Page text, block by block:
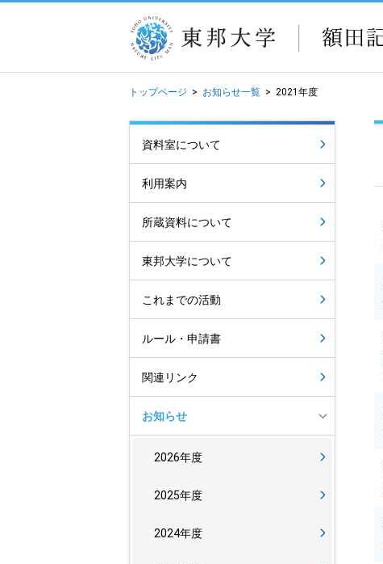
トップページ > お知らせ一覧 > 2021年度
資料室について
利用案内
所蔵資料について
東邦大学について
これまでの活動
ルール・申請書
関連リンク
お知らせ
2026年度
2025年度
2024年度